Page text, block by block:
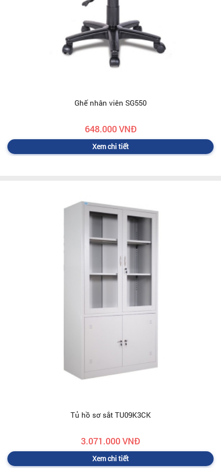
Ghế nhân viên SG550
648.000 VNĐ
Xem chi tiết
Tủ hồ sơ sắt TU09K3CK
3.071.000 VNĐ
Xem chi tiết